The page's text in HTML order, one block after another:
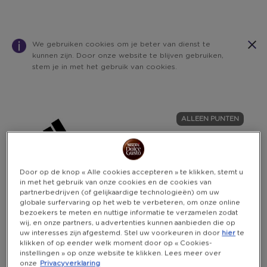
We gebruiken cookies om je beter van dienst te
kunnen zijn. Door onze website te blijven gebruiken,
stem je in met het gebruik van cookies.
changed
successfully!
ALLEEN PUNTEN
Door op de knop « Alle cookies accepteren » te klikken, stemt u
in met het gebruik van onze cookies en de cookies van
partnerbedrijven (of gelijkaardige technologieën) om uw
globale surfervaring op het web te verbeteren, om onze online
bezoekers te meten en nuttige informatie te verzamelen zodat
wij, en onze partners, u advertenties kunnen aanbieden die op
uw interesses zijn afgestemd. Stel uw voorkeuren in door hier te
klikken of op eender welk moment door op « Cookies-
instellingen » op onze website te klikken. Lees meer over
onze
Privacyverklaring